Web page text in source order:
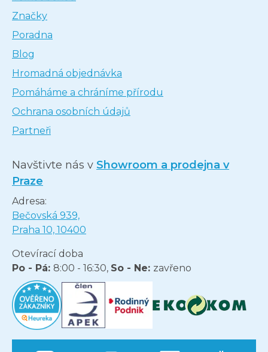
Značky
Poradna
Blog
Hromadná objednávka
Pomáháme a chráníme přírodu
Ochrana osobních údajů
Partneři
Navštivte nás v Showroom a prodejna v
Praze
Adresa:
Bečovská 939,
Praha 10, 10400
Otevírací doba
Po - Pá: 8:00 - 16:30, So - Ne: zavřeno